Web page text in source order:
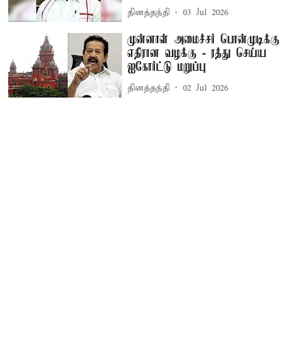
தினத்தந்தி 03 Jul 2026
முன்னாள் அமைச்சர் பொன்முடிக்கு
எதிரான வழக்கு - ரத்து செய்ய
ஐகோர்ட்டு மறுப்பு
தினத்தந்தி 02 Jul 2026